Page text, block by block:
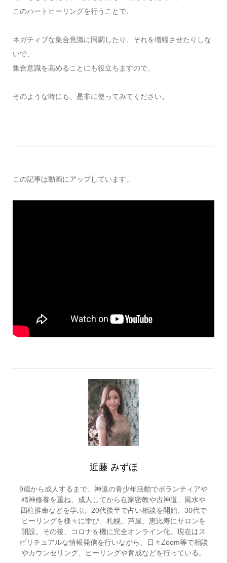
このハートヒーリングを行うことで、
ネガティブな集合意識に同調したり、それを増幅させたりしな
いで、
集合意識を高めることにも役立ちますので、
そのような時にも、是非に使ってみてください。
この記事は動画にアップしています。
近藤 みずほ
9歳から成人するまで、神道の青少年活動でボランティアや
精神修養を重ね、成人してから在家密教や古神道、風水や
四柱推命などを学ぶ。20代後半で占い相談を開始、30代で
ヒーリングを様々に学び、札幌、芦屋、恵比寿にサロンを
開設。その後、コロナを機に完全オンライン化。現在はス
ピリチュアルな情報発信を行いながら、日々Zoom等で相談
やカウンセリング、ヒーリングや育成などを行っている。